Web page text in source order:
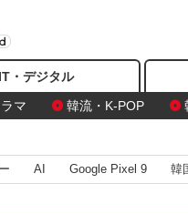
IT・デジタル
マ
韓流・K-POP
AI Google Pixel 9 韓